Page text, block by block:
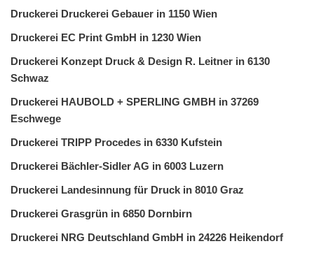
Druckerei Druckerei Gebauer in 1150 Wien
Druckerei EC Print GmbH in 1230 Wien
Druckerei Konzept Druck & Design R. Leitner in 6130
Schwaz
Druckerei HAUBOLD + SPERLING GMBH in 37269
Eschwege
Druckerei TRIPP Procedes in 6330 Kufstein
Druckerei Bächler-Sidler AG in 6003 Luzern
Druckerei Landesinnung für Druck in 8010 Graz
Druckerei Grasgrün in 6850 Dornbirn
Druckerei NRG Deutschland GmbH in 24226 Heikendorf